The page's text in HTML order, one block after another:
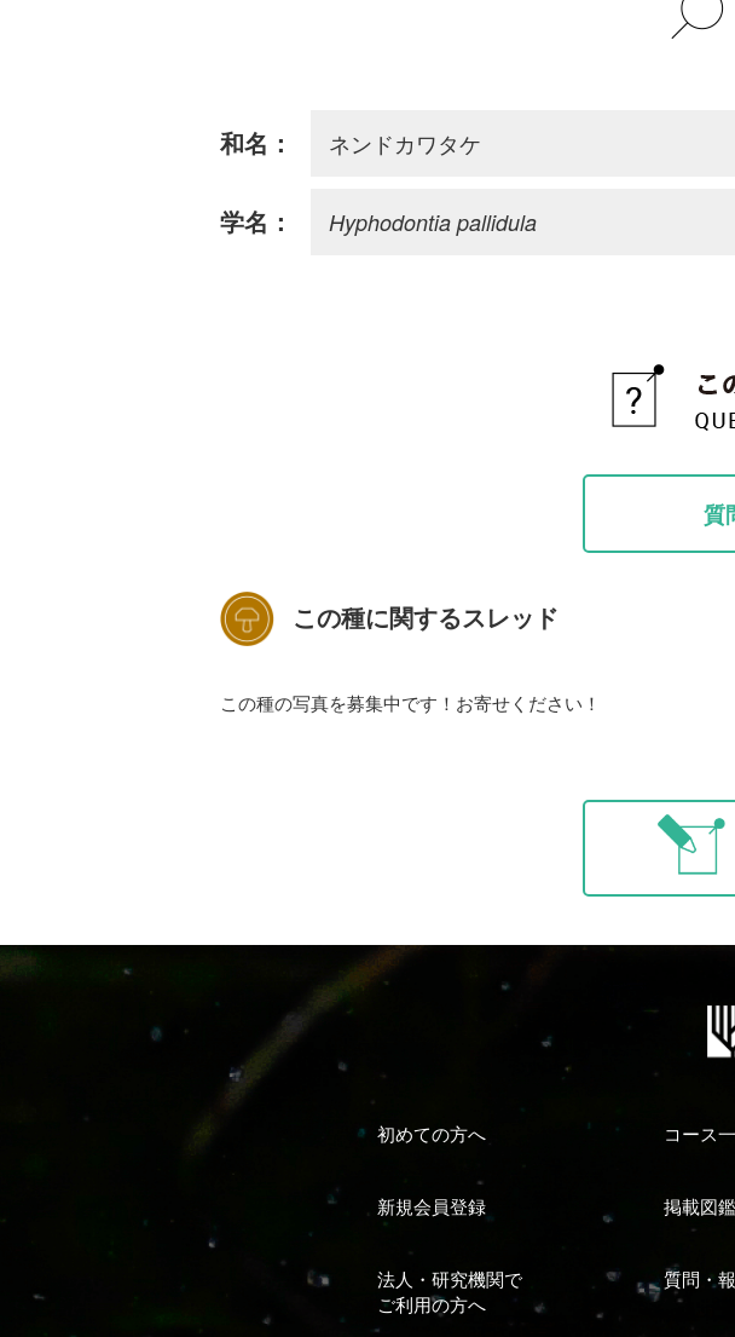
和名： ネンドカワタケ
学名： Hyphodontia pallidula
質
この種に関するスレッド
この種の写真を募集中です！お寄せください！
初めての方へ コース
新規会員登録 掲載図
法人・研究機関で
ご利用の方へ
質問・